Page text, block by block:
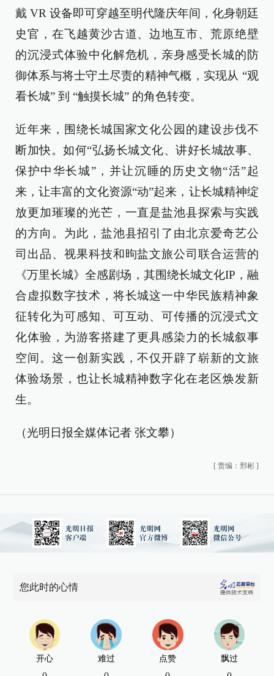
戴 VR 设备即可穿越至明代隆庆年间，化身朝廷
史官，在飞越黄沙古道、边地互市、荒原绝壁
的沉浸式体验中化解危机，亲身感受长城的防
御体系与将士守土尽责的精神气概，实现从 “观
看长城” 到 “触摸长城” 的角色转变。
近年来，围绕长城国家文化公园的建设步伐不
断加快。如何“弘扬长城文化、讲好长城故事、
保护中华长城”，并让沉睡的历史文物“活”起
来，让丰富的文化资源“动”起来，让长城精神绽
放更加璀璨的光芒，一直是盐池县探索与实践
的方向。为此，盐池县招引了由北京爱奇艺公
司出品、视果科技和昫盐文旅公司联合运营的
《万里长城》全感剧场，其围绕长城文化IP，融
合虚拟数字技术，将长城这一中华民族精神象
征转化为可感知、可互动、可传播的沉浸式文
化体验，为游客搭建了更具感染力的长城叙事
空间。这一创新实践，不仅开辟了崭新的文旅
体验场景，也让长城精神数字化在老区焕发新
生。
（光明日报全媒体记者 张文攀）
[ 责编：邢彬 ]
您此时的心情
开心 难过 点赞 飘过